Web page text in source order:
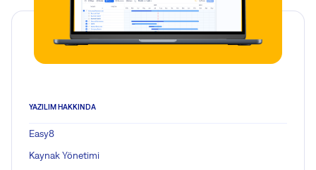
YAZILIM HAKKINDA
Easy8
Kaynak Yönetimi